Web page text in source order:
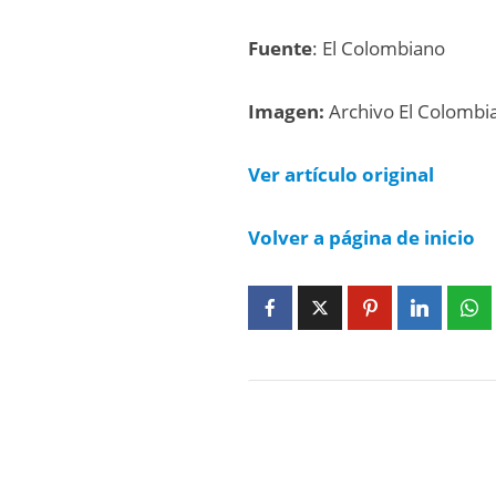
Fuente: El Colombiano
Imagen:Archivo El
Ver artículooriginal
Volver a página de inicio